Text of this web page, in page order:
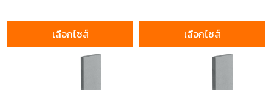
เลือกไซส์ เลือกไซส์